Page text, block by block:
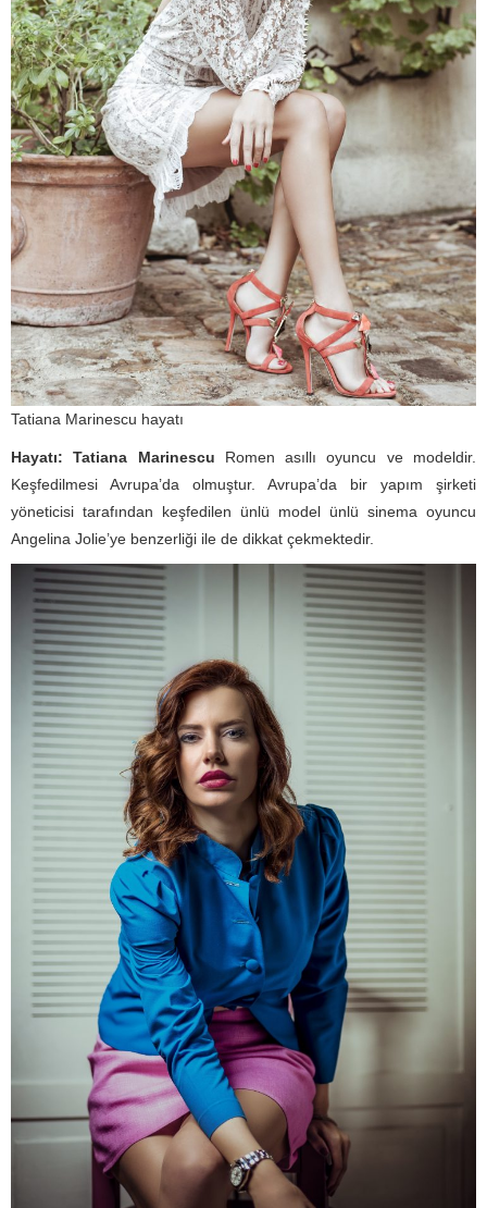
Tatiana Marinescu hayatı
Hayatı: Tatiana Marinescu Romen asıllı oyuncu ve modeldir.
Keşfedilmesi Avrupa’da olmuştur. Avrupa’da bir yapım şirketi
yöneticisi tarafından keşfedilen ünlü model ünlü sinema oyuncu
Angelina Jolie’ye benzerliği ile de dikkat çekmektedir.